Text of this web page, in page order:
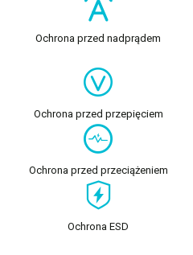
Ochrona przed nadprądem
Ochrona przed przepięciem
Ochrona przed przeciążeniem
Ochrona ESD